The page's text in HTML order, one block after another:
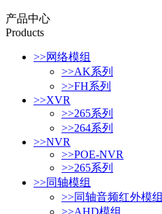
产品中心
Products
>>网络模组
>>AK系列
>>FH系列
>>XVR
>>265系列
>>264系列
>>NVR
>>POE-NVR
>>265系列
>>同轴模组
>>同轴音频红外模组